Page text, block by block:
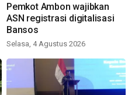
Pemkot Ambon wajibkan
ASN registrasi digitalisasi
Bansos
Selasa, 4 Agustus 2026